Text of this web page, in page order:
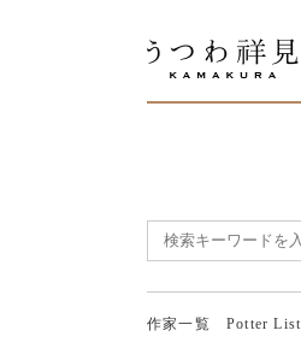
作家一覧 Potter List